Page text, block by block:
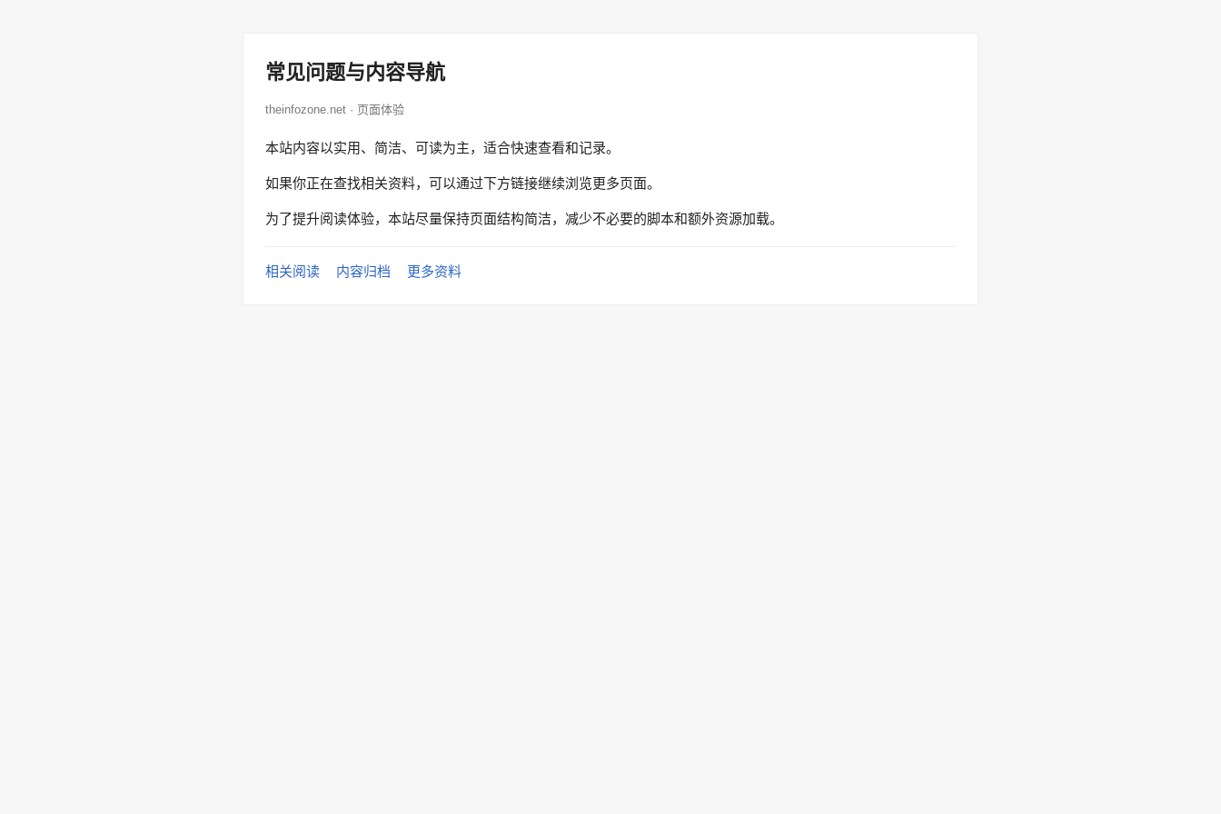
常见问题与内容导航
theinfozone.net · 页面体验
本站内容以实用、简洁、可读为主，适合快速查看和记录。
如果你正在查找相关资料，可以通过下方链接继续浏览更多页面。
为了提升阅读体验，本站尽量保持页面结构简洁，减少不必要的脚本和额外资源加载。
相关阅读 内容归档 更多资料